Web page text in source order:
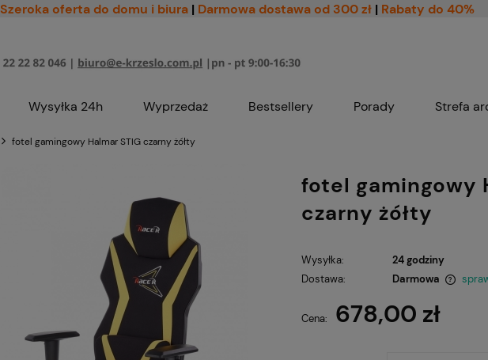
Szeroka oferta do domu i biura | Darmowa dostawa od 300 zł | Rabaty do 40%
Wysyłka 24h Wyprzedaż Bestsellery Porady Strefa
fotel gamingowy Halmar STIG czarny żółty
fotel gamingowy
czarny żółty
Wysyłka:
24 godziny
Dostawa:
Darmowa
Cena nie zawiera ewentualnych kosztów
Cena: 678,00 zł